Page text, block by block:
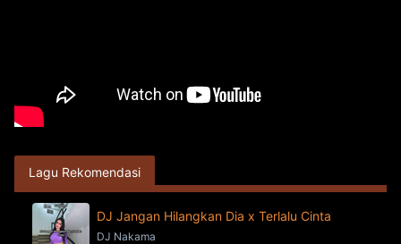
Lagu Rekomendasi
DJ Jangan Hilangkan Dia x Terlalu Cinta
DJ Nakama